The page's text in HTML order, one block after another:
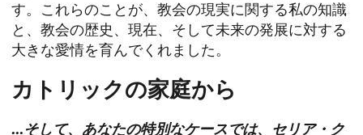
す。これらのことが、教会の現実に関する私の知識
と、教会の歴史、現在、そして未来の発展に対する
大きな愛情を育んでくれました。
カトリックの家庭から
...そして、あなたの特別なケースでは、セリア・ク